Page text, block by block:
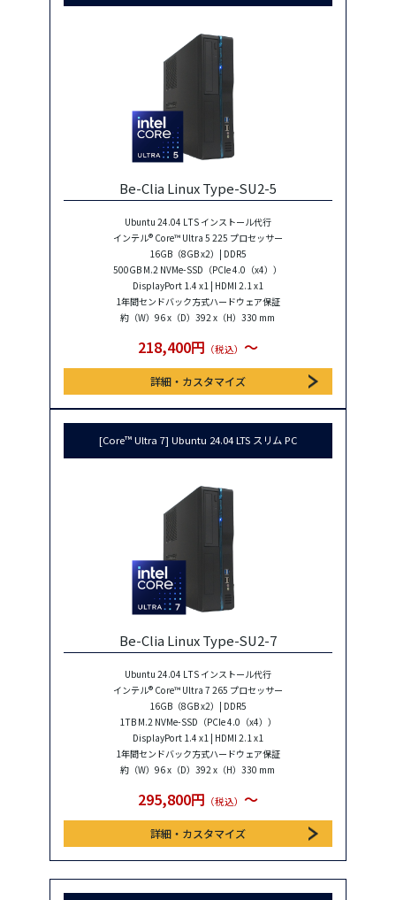
Be-Clia Linux Type-SU2-5
Ubuntu 24.04 LTS インストール代行
インテル® Core™ Ultra 5 225 プロセッサー
16GB（8GB x2）| DDR5
500GB M.2 NVMe-SSD（PCIe 4.0（x4））
DisplayPort 1.4 x1 | HDMI 2.1 x1
1年間センドバック方式ハードウェア保証
約（W）96 x（D）392 x（H）330 mm
218,400円 （税込） 〜
詳細・カスタマイズ
[Core™ Ultra 7] Ubuntu 24.04 LTS スリム PC
Be-Clia Linux Type-SU2-7
Ubuntu 24.04 LTS インストール代行
インテル® Core™ Ultra 7 265 プロセッサー
16GB（8GB x2）| DDR5
1TB M.2 NVMe-SSD（PCIe 4.0（x4））
DisplayPort 1.4 x1 | HDMI 2.1 x1
1年間センドバック方式ハードウェア保証
約（W）96 x（D）392 x（H）330 mm
295,800円 （税込） 〜
詳細・カスタマイズ